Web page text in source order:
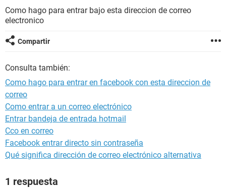
Como hago para entrar bajo esta direccion de correo
electronico
Compartir
Consulta también:
Como hago para entrar en facebook con esta direccion de
correo
Como entrar a un correo electrónico
Entrar bandeja de entrada hotmail
Cco en correo
Facebook entrar directo sin contraseña
Qué significa dirección de correo electrónico alternativa
1 respuesta